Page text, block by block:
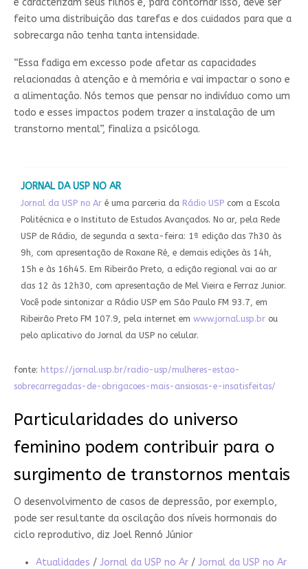
feito uma distribuição das tarefas e dos cuidados para que a
sobrecarga não tenha tanta intensidade.
“Essa fadiga em excesso pode afetar as capacidades
relacionadas à atenção e à memória e vai impactar o sono e
a alimentação. Nós temos que pensar no indivíduo como um
todo e esses impactos podem trazer a instalação de um
transtorno mental”, finaliza a psicóloga.
JORNAL DA USP NO AR
Jornal da USP no Aré uma parceria da Rádio USPcom a Escola
Politécnica e o Instituto de Estudos Avançados. No ar, pela Rede
USP de Rádio, de segunda a sexta-feira: 1ª edição das 7h30 às
9h, com apresentação de Roxane Ré, e demais edições às 14h,
15h e às 16h45. Em Ribeirão Preto, a edição regional vai ao ar
das 12 às 12h30, com apresentação de Mel Vieira e Ferraz Junior.
Você pode sintonizar a Rádio USP em São Paulo FM 93.7, em
Ribeirão Preto FM 107.9, pela internet em www.jornal.usp.brou
pelo aplicativo do Jornal da USP no celular.
fonte: https://jornal.usp.br/radio-usp/mulheres-estao-
sobrecarregadas-de-obrigacoes-mais-ansiosas-e-insatisfeitas/
Particularidades do universo
feminino podem contribuir para o
surgimento de transtornos mentais
O desenvolvimento de casos de depressão, por exemplo,
pode ser resultante da oscilação dos níveis hormonais do
ciclo reprodutivo, diz Joel Rennó Júnior
Atualidades / Jornal da USP no Ar / Jornal da USP no Ar